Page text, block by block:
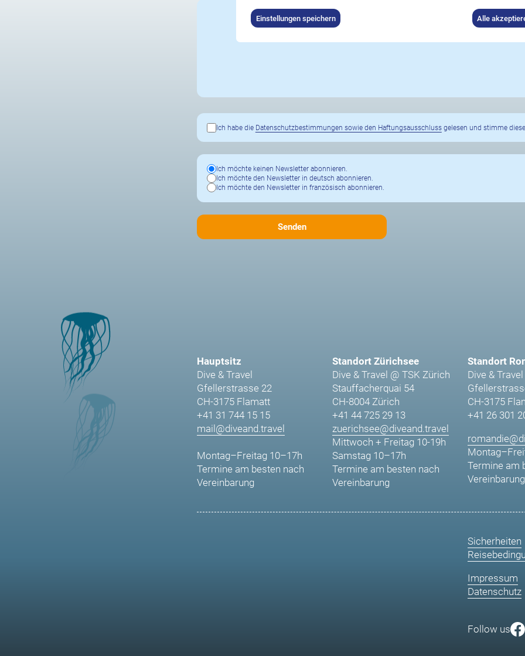
Ich habe die Datenschutzbestimmungen sowie den Haftungsausschlussgelesen und stimme
Ich möchte keinen Newsletter abonnieren.
Ich möchte den Newsletter in deutsch abonnieren.
Ich möchte den Newsletter in französisch abonnieren.
Hauptsitz
Dive & Travel
Gfellerstrasse 22
CH-3175 Flamatt
+41 31 744 15 15
mail@diveand.travel
Montag–Freitag 10–17h
Termine am besten nach
Vereinbarung
Standort Zürichsee
Dive & Travel @ TSK Zürich
Stauffacherquai 54
CH-8004 Zürich
+41 44 725 29 13
zuerichsee@diveand.travel
Mittwoch + Freitag 10-19h
Samstag 10–17h
Termine am besten nach
Vereinbarung
Standort
Dive & Travel
CH-3175
+41 26 301
Termine am
Vereinbarung
Sicherheiten
Impressum
Datenschutz
Follow us
Einstellungen speichern Alle